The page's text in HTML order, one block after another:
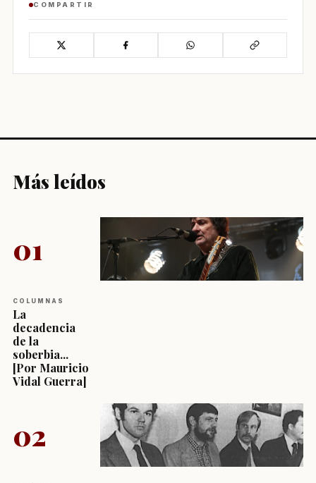
COMPARTIR
Más leídos
01
COLUMNAS
La
decadencia
de la
soberbia...
[Por Mauricio
Vidal Guerra]
02